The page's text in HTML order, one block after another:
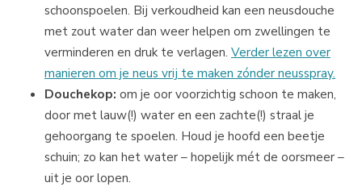
schoonspoelen. Bij verkoudheid kan een neusdouche
met zout water dan weer helpen om zwellingen te
verminderen en druk te verlagen. Verder lezen over
manieren om je neus vrij te maken zónder neusspray.
Douchekop: om je oor voorzichtig schoon te maken,
door met lauw(!) water en een zachte(!) straal je
gehoorgang te spoelen. Houd je hoofd een beetje
schuin; zo kan het water – hopelijk mét de oorsmeer –
uit je oor lopen.